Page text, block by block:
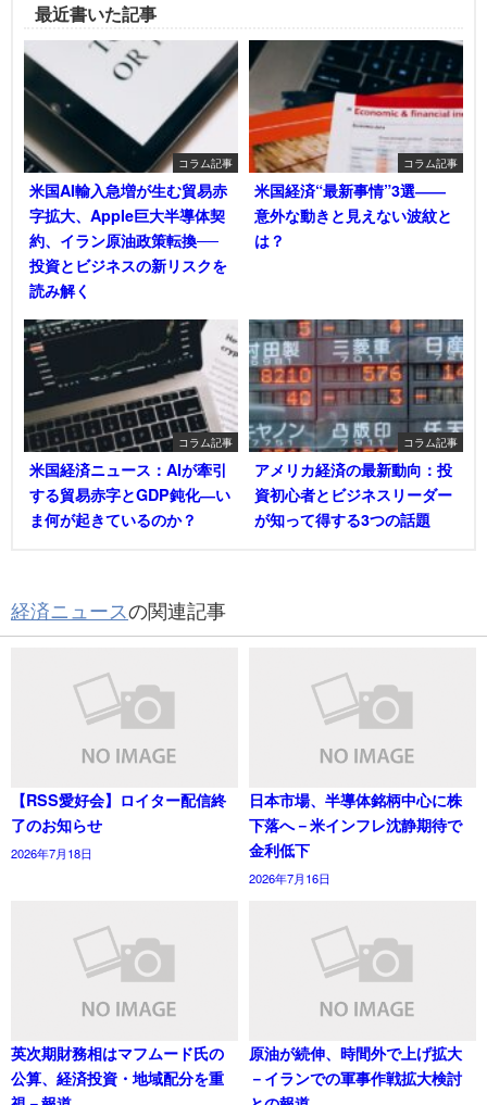
最近書いた記事
コラム記事
米国AI輸入急増が生む貿易赤
字拡大、Apple巨大半導体契
約、イラン原油政策転換──
投資とビジネスの新リスクを
読み解く
コラム記事
米国経済“最新事情”3選――
意外な動きと見えない波紋と
は？
コラム記事
米国経済ニュース：AIが牽引
する貿易赤字とGDP鈍化―い
ま何が起きているのか？
コラム記事
アメリカ経済の最新動向：投
資初心者とビジネスリーダー
が知って得する3つの話題
経済ニュースの関連記事
【RSS愛好会】ロイター配信終
了のお知らせ
2026年7月18日
日本市場、半導体銘柄中心に株
下落へ－米インフレ沈静期待で
金利低下
2026年7月16日
英次期財務相はマフムード氏の
公算、経済投資・地域配分を重
原油が続伸、時間外で上げ拡大
－イランでの軍事作戦拡大検討